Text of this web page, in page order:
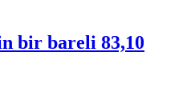
bir bareli 83,10